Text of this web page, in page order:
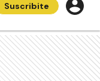
Suscribite